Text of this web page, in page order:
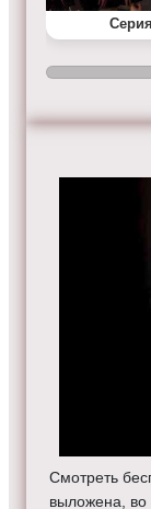
Смотреть
выложена, во